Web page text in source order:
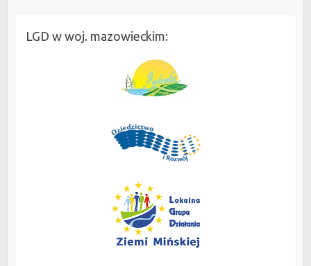
LGD w woj. mazowieckim: